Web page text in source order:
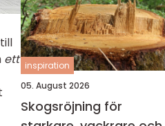
ett inspiration
05. August 2026
Skogsröjning för